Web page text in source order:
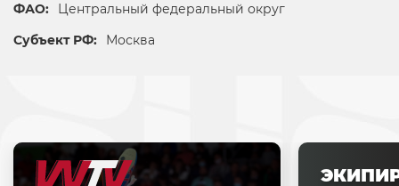
ФАО:
Центральный федеральный округ
Субъект РФ:
Москва